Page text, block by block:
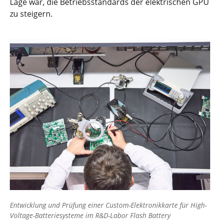
zu steigern.
Entwicklung und Prüfung einer Custom-Elektronikkarte für High-
Voltage-Batteriesysteme im R&D-Labor Flash Battery